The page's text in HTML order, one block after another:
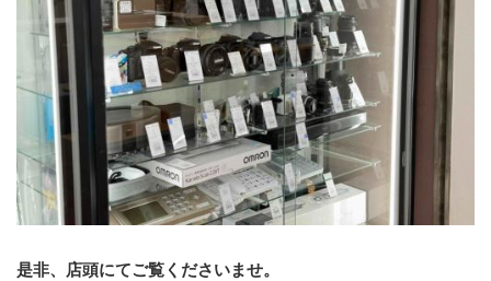
﻿是非、店頭にてご覧くださいませ。